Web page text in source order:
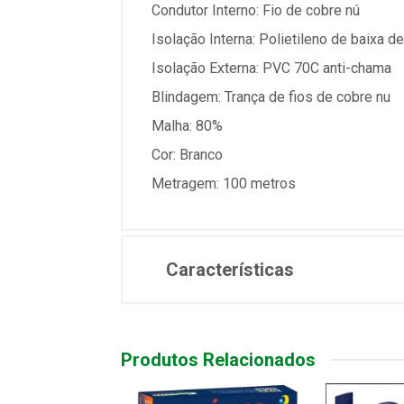
Condutor Interno: Fio de cobre nú
Isolação Interna: Polietileno de baixa
Isolação Externa: PVC 70C anti-chama
Blindagem: Trança de fios de cobre nu
Malha: 80%
Cor: Branco
Metragem: 100 metros
Características
Produtos Relacionados